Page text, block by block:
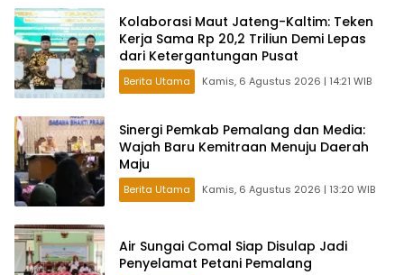
Kolaborasi Maut Jateng-Kaltim: Teken
Kerja Sama Rp 20,2 Triliun Demi Lepas
dari Ketergantungan Pusat
Berita Utama Kamis, 6 Agustus 2026 | 14:21 WIB
Sinergi Pemkab Pemalang dan Media:
Wajah Baru Kemitraan Menuju Daerah
Maju
Berita Utama Kamis, 6 Agustus 2026 | 13:20 WIB
Air Sungai Comal Siap Disulap Jadi
Penyelamat Petani Pemalang